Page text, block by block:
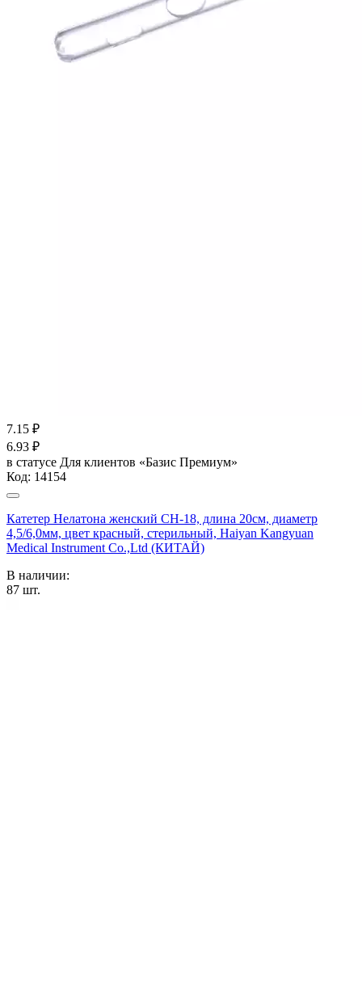
7.15 ₽
6.93 ₽
в статусе Для клиентов «Базис Премиум»
Код: 14154
Катетер Нелатона женский CH-18, длина 20см, диаметр
4,5/6,0мм, цвет красный, стерильный, Haiyan Kangyuan
Medical Instrument Co.,Ltd (КИТАЙ)
В наличии:
87 шт.